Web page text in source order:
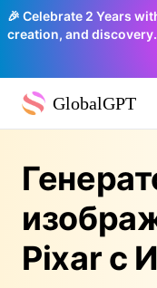
🎉 Celebrate 2 Years
creation, and discovery.
GlobalGPT
Pixar с